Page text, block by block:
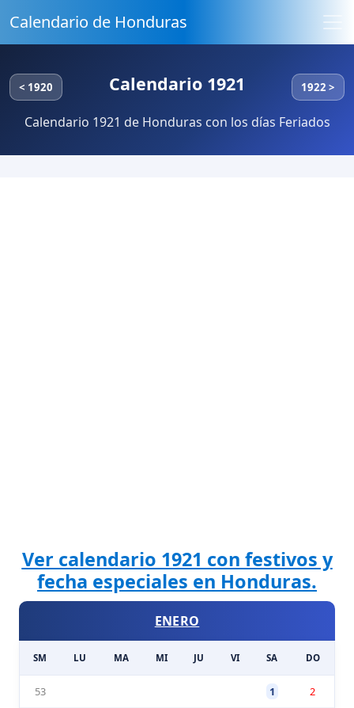
Calendario de Honduras
< 1920 Calendario 1921 1922 >
Calendario 1921 de Honduras con los días Feriados
Ver calendario 1921 con festivos y
fecha especiales en Honduras.
ENERO
SM LU MA MI JU VI SA DO
53 1 2